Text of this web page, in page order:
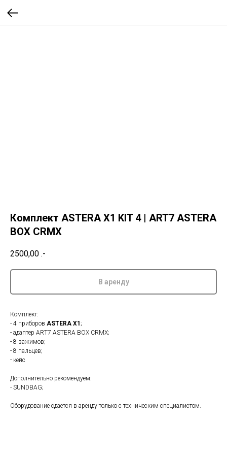
Комплект ASTERA X1 KIT 4 | ART7 ASTERA
BOX CRMX
2500,00 .-
В аренду
Комплект:
- 4 приборов ASTERA X1 ;
- адаптер ART7 ASTERA BOX CRMX;
- 8 зажимов;
- 8 пальцев;
- кейс
Дополнительно рекомендуем:
- SUNDBAG;
Оборудование сдается в аренду только с техническим специалистом.